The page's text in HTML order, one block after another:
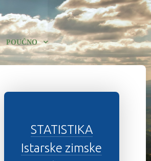
POUČNO
STATISTIKA
Istarske zimske